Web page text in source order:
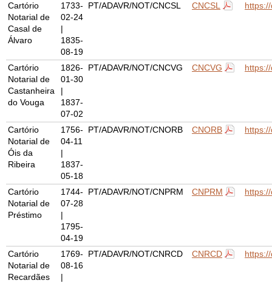
Cartório
Notarial de
Casal de
Álvaro
1733-
02-24
|
1835-
08-19
PT/ADAVR/NOT/CNCSL CNCSL
Cartório
Notarial de
Castanheira
do Vouga
1826-
01-30
|
1837-
07-02
PT/ADAVR/NOT/CNCVG CNCVG
Cartório
Notarial de
Óis da
Ribeira
1756-
04-11
|
1837-
05-18
PT/ADAVR/NOT/CNORB CNORB
Cartório
Notarial de
Préstimo
1744-
07-28
|
1795-
04-19
PT/ADAVR/NOT/CNPRM CNPRM
Cartório
Notarial de
Recardães
1769-
08-16
|
PT/ADAVR/NOT/CNRCD CNRCD